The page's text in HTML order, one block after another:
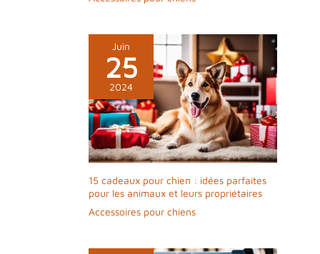
Juin
25
2024
15 cadeaux pour chien : idées parfaites
pour les animaux et leurs propriétaires
Accessoires pour chiens